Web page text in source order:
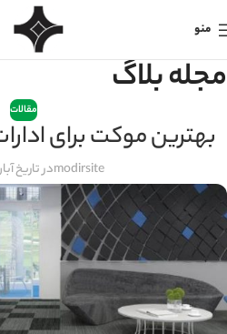
منو
مجله بلاگ
مقالات
بهترین موکت برای
modirsiteدر تاریخ آبان 1,